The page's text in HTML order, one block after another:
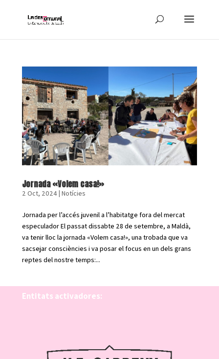
Jornada «Volem casa!»
2 Oct, 2024| Notícies
Jornada per l’accés juvenil a l’habitatge fora del mercat
especulador El passat dissabte 28 de setembre, a Maldà,
va tenir lloc la jornada «Volem casa!», una trobada que va
sacsejar consciències i va posar el focus en un dels grans
reptes del nostre temps:...
Entitats activadores: